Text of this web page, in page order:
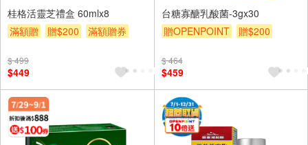
桂格活靈芝禮盒 60mlx8
滿額贈
贈$200 滿額贈券
$ 499
$449
台糖寡醣乳酸菌-3gx30
贈OPENPOINT
贈$200
$ 464
$459